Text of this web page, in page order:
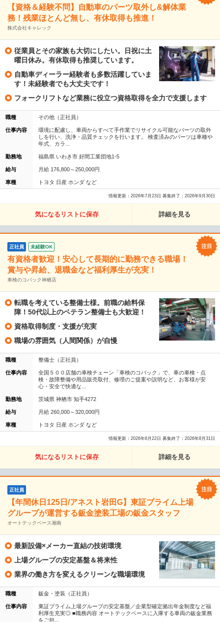
【資格＆経験不問】自動車のパーツ取外し&解体業
務！残業ほとんど無し、有休取得も推進！
株式会社キャレック
従業員とその家族も大切にしたい。日祝に土
曜日休み。有休取得も推奨しています。
自動車ディーラー経験者も多数活躍していま
す！未経験者でも大丈夫です！
フォークリフトなど業務に役立つ資格取得を全力で支援します
職種 その他（正社員）
仕事内容
環境に配慮し、車両からすべて手作業でリサイクル可能なパーツの取外
しを行い、洗浄・品質チェックを行います。 検査済みのパーツは車種や
年式、カラ...
勤務地 福島県 いわき市 好間工業団地1-5
給与 月給 176,800～250,000円
車種 トヨタ 日産 ホンダ など
情報更新：2026年7月23日 募集終了：2026年9月30日
気になるリストに保存 詳細を見る
正社員 未経験OK
有資格者歓迎！安心して長期的に勤務できる職場！
賞与や昇給、退職金など福利厚生が充実！
車検のコバック神栖店
転職を考えている整備士様。前職の給料保
障！50代以上のベテラン整備士も大歓迎！
資格取得制度・支援が充実
職場の雰囲気（人間関係）が自慢
職種 整備士（正社員）
仕事内容
全国５００店舗の車検チェーン「車検のコバック」で、車の車検・点
検・故障整備や用品販売取付、修理のご提案や説明など、お客様が安
心・安全で快適な...
勤務地 茨城県 神栖市 知手4272
給与 月給 260,000～320,000円
車種 トヨタ 日産 ホンダ など
情報更新：2026年6月22日 募集終了：2026年8月31日
気になるリストに保存 詳細を見る
正社員
【年間休日125日/アネスト岩田G】東証プライム上場
グループが運営する鈑金塗装工場の鈑金スタッフ
オートテックベース湘南
最新設備×メーカー直結の技術環境
上場グループの安定基盤＆将来性
業界の働き方を変えるクリーンな職場環境
職種 鈑金・塗装（正社員）
仕事内容
東証プライム上場グループの安定基盤／企業型確定拠出年金制度など福
利厚生充実◎ ■職務内容 オートテックベースに入庫する車両の鈑金業務
をご担...